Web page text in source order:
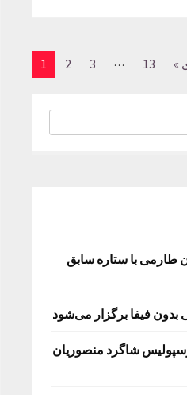
1 2 3 … 13 »
طارمی با ستاره سابق
بدون فیفا برگزار می‌شود
شاگرد منصوریان